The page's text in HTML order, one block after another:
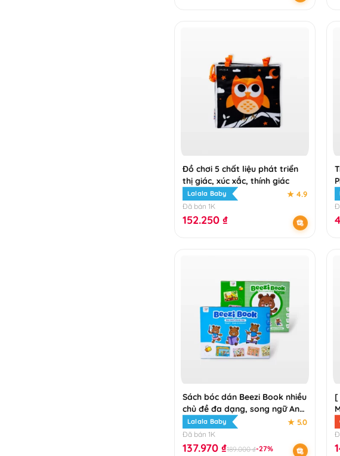
Đồ chơi 5 chất liệu phát triển
thị giác, xúc xắc, thính giác
Lalala Baby ★ 4.9
Đã bán 1K
152.250 ₫
Sách bóc dán Beezi Book nhiều
chủ đề đa dạng, song ngữ Anh
Việt
Lalala Baby ★ 5.0
Đã bán 1K
137.970 ₫189.000₫-27%
[